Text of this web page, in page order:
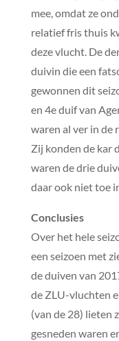
mee, omdat ze
relatief fris thuis
deze vlucht. De
duivin die een
gewonnen dit
en 4e duif van
waren al ver in de
Zij konden de kar
waren de drie
daar ook niet toe
Conclusies
Over het hele
een seizoen met
de duiven van
de ZLU-vluchten
(van de 28) lieten
gesneden waren